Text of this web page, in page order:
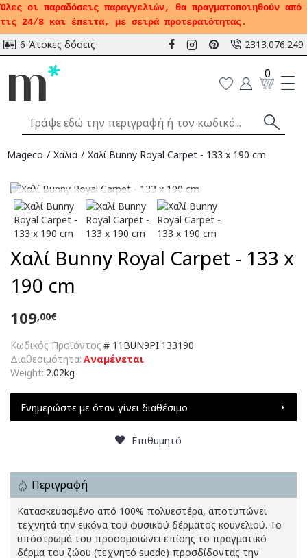
Όλες οι παραδόσεις παραγγελιών, θα πραγματοποιηθούν από
τις 24/8 και έπειτα, με σειρά προτεραιότητας.
6 Άτοκες δόσεις 2313.076.249
0
Mageco Χαλιά Χαλί Bunny Royal Carpet - 133 x 190 cm
Αναμένεται
Χαλί Bunny Royal Carpet - 133 x
190 cm
Κωδικός Προϊόντος # 11BUN9PI.133190
Διαθεσιμότητα: Αναμένεται
Weight: 2.02kg
109,00€
Ενημερώστε με όταν γίνει διαθέσιμο
Επιθυμητό
Περιγραφή
Κατασκευασμένο από 100% πολυεστέρα, αποτυπώνει
τεχνητά την εικόνα του φυσικού δέρματος κουνελιού. Το
υπόστρωμά του προσομοιώνει επίσης το πραγματικό
δέρμα του ζώου (τεχνητό suede) προσδίδοντας την